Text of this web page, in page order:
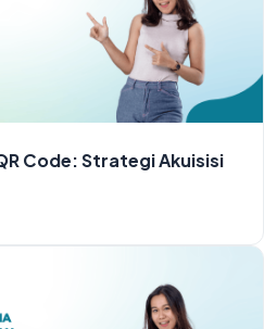
Code: Strategi Akuisisi